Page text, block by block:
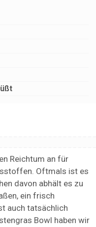
Reichtum an für
Oftmals ist es
davon abhält es zu
ein frisch
auch tatsächlich
Bowl haben wir